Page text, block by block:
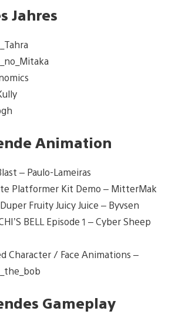
Jahres
Animation
– Paulo-Lameiras
Platformer Kit Demo – MitterMak
Fruity Juicy Juice – Byvsen
BELL Episode 1 – Cyber Sheep
Character / Face Animations –
Gameplay